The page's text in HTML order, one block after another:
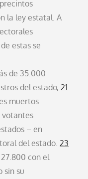
la ley estatal. A
estas se
de 35.000
del estado,21
muertos
votantes
– en
del estado.23
con el
sin su